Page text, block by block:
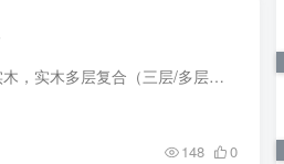
首先，我来精简的给大家讲讲几种地板的区别。 地板么，分实木，实木多层复合（三层/多层），强化复合。 实木么就是没胶水环保，缺点么就是保养麻烦，容易变形裂开啥的，容易刮伤，一砸一个坑。...
148 0